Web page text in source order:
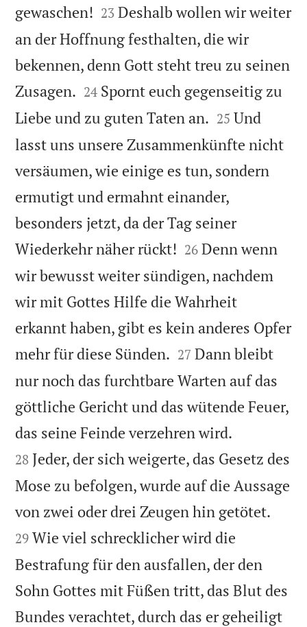
gewaschen! 

23 Deshalb wollen wir weiter
an der Hoffnung festhalten, die wir
bekennen, denn Gott steht treu zu seinen
Zusagen. 

24 Spornt euch gegenseitig zu
Liebe und zu guten Taten an. 

25 Und
lasst uns unsere Zusammenkünfte nicht
versäumen, wie einige es tun, sondern
ermutigt und ermahnt einander,
besonders jetzt, da der Tag seiner
Wiederkehr näher rückt! 

26 Denn wenn
wir bewusst weiter sündigen, nachdem
wir mit Gottes Hilfe die Wahrheit
erkannt haben, gibt es kein anderes Opfer
mehr für diese Sünden. 

27 Dann bleibt
nur noch das furchtbare Warten auf das
göttliche Gericht und das wütende Feuer,
das seine Feinde verzehren wird.
28 Jeder, der sich weigerte, das Gesetz des
Mose zu befolgen, wurde auf die Aussage
von zwei oder drei Zeugen hin getötet.
29 Wie viel schrecklicher wird die
Bestrafung für den ausfallen, der den
Sohn Gottes mit Füßen tritt, das Blut des
Bundes verachtet, durch das er geheiligt